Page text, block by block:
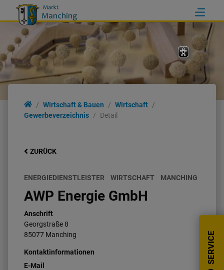
SERVICE
Wirtschaft & Bauen
Wirtschaft
Gewerbeverzeichnis
Detail
ZURÜCK
ENERGIEDIENSTLEISTER WIRTSCHAFT MANCHING
AWP Energie GmbH
Anschrift
Georgstraße 8
85077 Manching
Kontaktinformationen
E-Mail